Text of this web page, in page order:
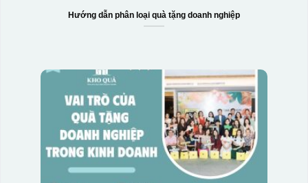
Hướng dẫn phân loại quà tặng doanh nghiệp